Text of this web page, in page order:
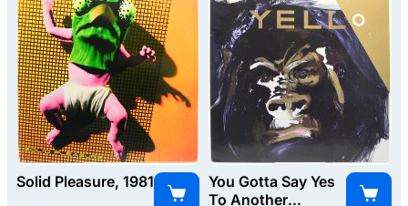
Solid Pleasure, 1981
You Gotta Say Yes
To Another